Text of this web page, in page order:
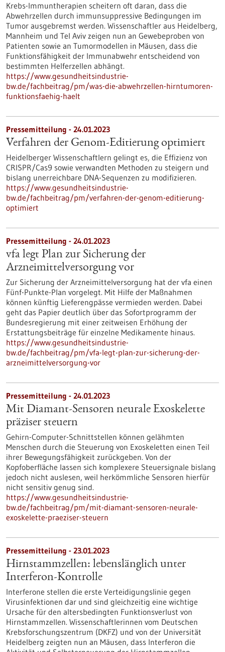
Krebs-Immuntherapien scheitern oft daran, dass die
Abwehrzellen durch immunsuppressive Bedingungen im
Tumor ausgebremst werden. Wissenschaftler aus Heidelberg,
Mannheim und Tel Aviv zeigen nun an Gewebeproben von
Patienten sowie an Tumormodellen in Mäusen, dass die
Funktionsfähigkeit der Immunabwehr entscheidend von
bestimmten Helferzellen abhängt.
https://www.gesundheitsindustrie-
bw.de/fachbeitrag/pm/was-die-abwehrzellen-hirntumoren-
funktionsfaehig-haelt
Pressemitteilung - 24.01.2023
Verfahren der Genom-Editierung optimiert
Heidelberger Wissenschaftlern gelingt es, die Effizienz von
CRISPR/Cas9 sowie verwandten Methoden zu steigern und
bislang unerreichbare DNA-Sequenzen zu modifizieren.
https://www.gesundheitsindustrie-
bw.de/fachbeitrag/pm/verfahren-der-genom-editierung-
optimiert
Pressemitteilung - 24.01.2023
vfa legt Plan zur Sicherung der
Arzneimittelversorgung vor
Zur Sicherung der Arzneimittelversorgung hat der vfa einen
Fünf-Punkte-Plan vorgelegt. Mit Hilfe der Maßnahmen
können künftig Lieferengpässe vermieden werden. Dabei
geht das Papier deutlich über das Sofortprogramm der
Bundesregierung mit einer zeitweisen Erhöhung der
Erstattungsbeiträge für einzelne Medikamente hinaus.
https://www.gesundheitsindustrie-
bw.de/fachbeitrag/pm/vfa-legt-plan-zur-sicherung-der-
arzneimittelversorgung-vor
Pressemitteilung - 24.01.2023
Mit Diamant-Sensoren neurale Exoskelette
präziser steuern
Gehirn-Computer-Schnittstellen können gelähmten
Menschen durch die Steuerung von Exoskeletten einen Teil
ihrer Bewegungsfähigkeit zurückgeben. Von der
Kopfoberfläche lassen sich komplexere Steuersignale bislang
jedoch nicht auslesen, weil herkömmliche Sensoren hierfür
nicht sensitiv genug sind.
https://www.gesundheitsindustrie-
bw.de/fachbeitrag/pm/mit-diamant-sensoren-neurale-
exoskelette-praeziser-steuern
Pressemitteilung - 23.01.2023
Hirnstammzellen: lebenslänglich unter
Interferon-Kontrolle
Interferone stellen die erste Verteidigungslinie gegen
Virusinfektionen dar und sind gleichzeitig eine wichtige
Ursache für den altersbedingten Funktionsverlust von
Hirnstammzellen. Wissenschaftlerinnen vom Deutschen
Krebsforschungszentrum (DKFZ) und von der Universität
Heidelberg zeigten nun an Mäusen, dass Interferon die